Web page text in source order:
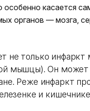
особенно касается
органов — мозга,
не только инфаркт
мышцы). Он может
Реже инфаркт
и